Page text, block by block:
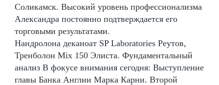
Соликамск. Высокий уровень профессионализма
Александра постоянно подтверждается его
торговыми результатами.
Нандролона деканоат SP Laboratories Реутов,
Тренболон Mix 150 Элиста. Фундаментальный
анализ В фокусе внимания сегодня: Выступление
главы Банка Англии Марка Карни. Второй